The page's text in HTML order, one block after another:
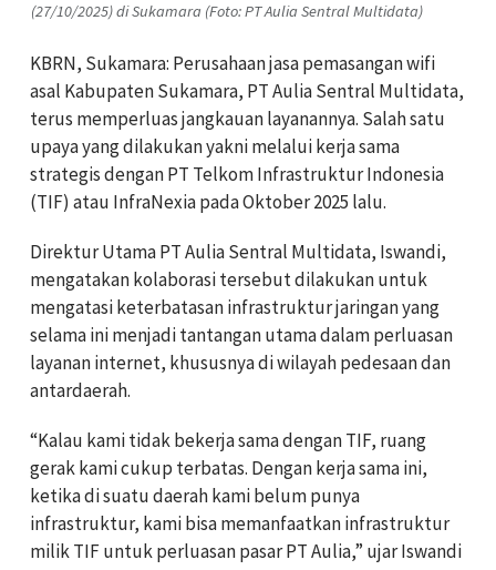
(27/10/2025) di Sukamara (Foto: PT Aulia Sentral Multidata)
KBRN, Sukamara: Perusahaan jasa pemasangan wifi
asal Kabupaten Sukamara, PT Aulia Sentral Multidata,
terus memperluas jangkauan layanannya. Salah satu
upaya yang dilakukan yakni melalui kerja sama
strategis dengan PT Telkom Infrastruktur Indonesia
(TIF) atau InfraNexia pada Oktober 2025 lalu.
Direktur Utama PT Aulia Sentral Multidata, Iswandi,
mengatakan kolaborasi tersebut dilakukan untuk
mengatasi keterbatasan infrastruktur jaringan yang
selama ini menjadi tantangan utama dalam perluasan
layanan internet, khususnya di wilayah pedesaan dan
antardaerah.
“Kalau kami tidak bekerja sama dengan TIF, ruang
gerak kami cukup terbatas. Dengan kerja sama ini,
ketika di suatu daerah kami belum punya
infrastruktur, kami bisa memanfaatkan infrastruktur
milik TIF untuk perluasan pasar PT Aulia,” ujar Iswandi